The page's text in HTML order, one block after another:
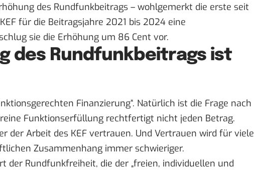
des Rundfunkbeitrags – wohlgemerkt die erste seit
für die Beitragsjahre 2021 bis 2024 eine
sie die Erhöhung um 86 Cent vor.
des Rundfunkbeitrags ist
Finanzierung“. Natürlich ist die Frage nach
Funktionserfüllung rechtfertigt nicht jeden Betrag.
der Arbeit des KEF vertrauen. Und Vertrauen wird für viele
Zusammenhang immer schwieriger.
der Rundfunkfreiheit, die der „freien, individuellen und